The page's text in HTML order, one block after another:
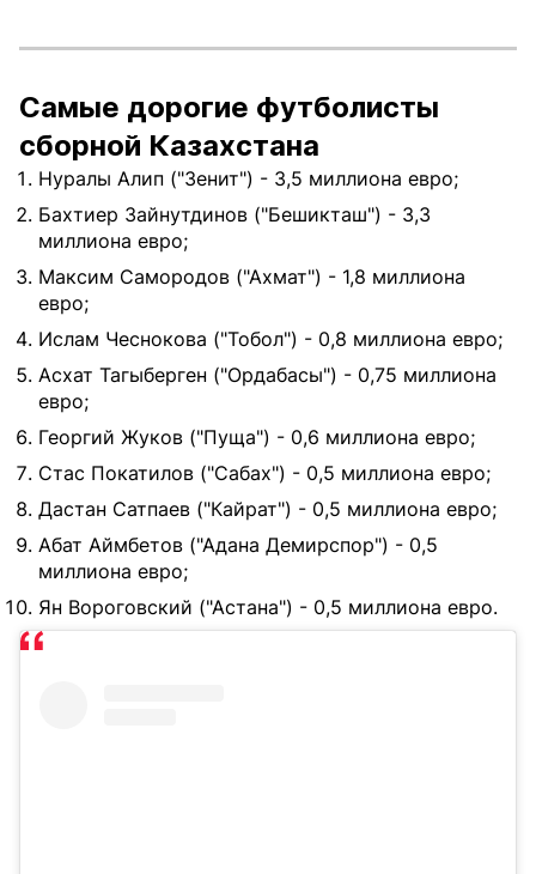
Самые дорогие футболисты
сборной Казахстана
Нуралы Алип ("Зенит") - 3,5 миллиона евро;
Бахтиер Зайнутдинов ("Бешикташ") - 3,3
миллиона евро;
Максим Самородов ("Ахмат") - 1,8 миллиона
евро;
Ислам Чеснокова ("Тобол") - 0,8 миллиона евро;
Асхат Тагыберген ("Ордабасы") - 0,75 миллиона
евро;
Георгий Жуков ("Пуща") - 0,6 миллиона евро;
Стас Покатилов ("Сабах") - 0,5 миллиона евро;
Дастан Сатпаев ("Кайрат") - 0,5 миллиона евро;
Абат Аймбетов ("Адана Демирспор") - 0,5
миллиона евро;
Ян Вороговский ("Астана") - 0,5 миллиона евро.